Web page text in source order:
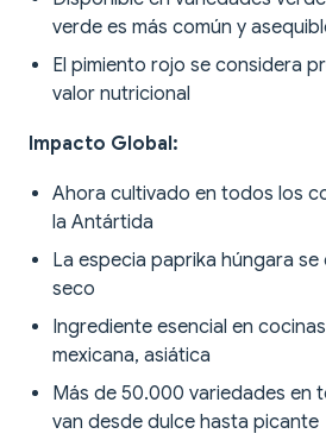
verde es más común y
El pimiento rojo se considera
valor nutricional
Impacto Global:
Ahora cultivado en todos los
la Antártida
La especia paprika húngara
seco
Ingrediente esencial en
mexicana, asiática
Más de 50.000 variedades en
van desde dulce hasta picante